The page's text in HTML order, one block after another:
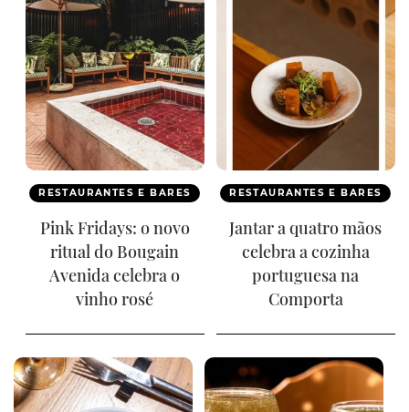
RESTAURANTES E BARES
Pink Fridays: o novo
ritual do Bougain
Avenida celebra o
vinho rosé
RESTAURANTES E BARES
Jantar a quatro mãos
celebra a cozinha
portuguesa na
Comporta